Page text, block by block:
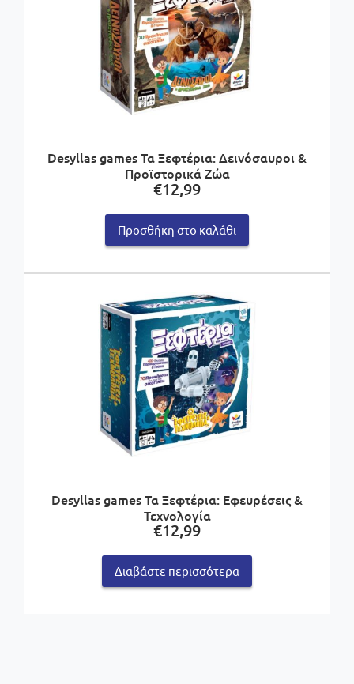
Desyllas games Τα Ξεφτέρια: Δεινόσαυροι &
Προϊστορικά Ζώα
€12,99
Προσθήκη στο καλάθι
Desyllas games Τα Ξεφτέρια: Εφευρέσεις &
Τεχνολογία
€12,99
Διαβάστε περισσότερα